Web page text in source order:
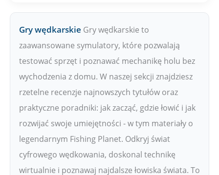
Gry wędkarskie Gry wędkarskie to
zaawansowane symulatory, które pozwalają
testować sprzęt i poznawać mechanikę holu bez
wychodzenia z domu. W naszej sekcji znajdziesz
rzetelne recenzje najnowszych tytułów oraz
praktyczne poradniki: jak zacząć, gdzie łowić i jak
rozwijać swoje umiejętności - w tym materiały o
legendarnym Fishing Planet. Odkryj świat
cyfrowego wędkowania, doskonal technikę
wirtualnie i poznawaj najdalsze łowiska świata. To